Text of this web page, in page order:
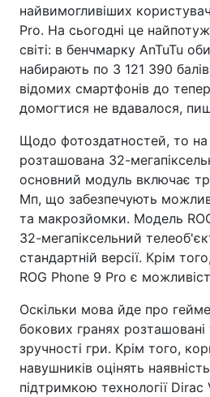
найвимогливіших
Pro. На сьогодні це
світі: в бенчмарку AnTuTu
набирають по 3 121 390
відомих смартфонів до
домогтися не вдавалося,
Щодо фотоздатностей, то на
розташована 32-
основний модуль включає
Мп, що забезпечують
та макрозйомки. Модель
32-мегапіксельний
стандартній версії. Крім
ROG Phone 9 Pro є
Оскільки мова йде про
бокових гранях
зручності гри. Крім того,
навушників оцінять
підтримкою технології